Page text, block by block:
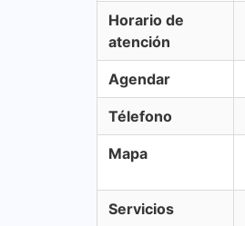
Horario de
atención
Agendar
Télefono
Mapa
Servicios